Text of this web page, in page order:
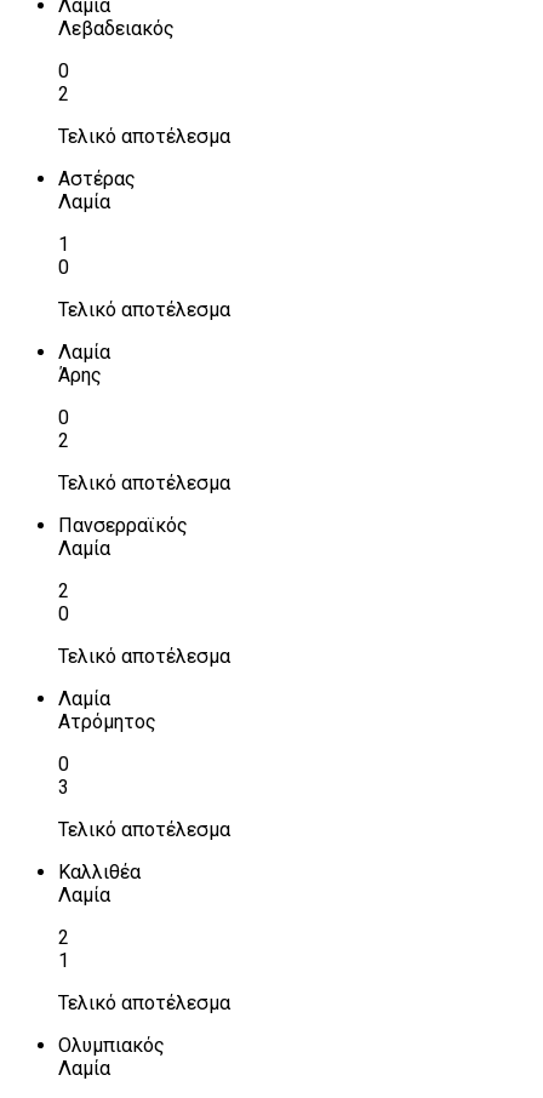
Λαμία
Λεβαδειακός
0
2
Τελικό αποτέλεσμα
Αστέρας
Λαμία
1
0
Τελικό αποτέλεσμα
Λαμία
Άρης
0
2
Τελικό αποτέλεσμα
Πανσερραϊκός
Λαμία
2
0
Τελικό αποτέλεσμα
Λαμία
Ατρόμητος
0
3
Τελικό αποτέλεσμα
Καλλιθέα
Λαμία
2
1
Τελικό αποτέλεσμα
Ολυμπιακός
Λαμία